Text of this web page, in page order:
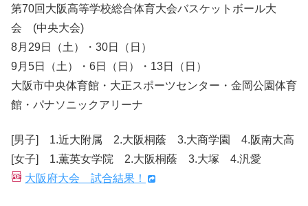
第70回大阪高等学校総合体育大会バスケットボール大
会 (中央大会)
8月29日（土）・30日（日）
9月5日（土）・6日（日）・13日（日）
大阪市中央体育館・大正スポーツセンター・金岡公園体育
館・パナソニックアリーナ
[男子] 1.近大附属 2.大阪桐蔭 3.大商学園 4.阪南大高
[女子] 1.薫英女学院 2.大阪桐蔭 3.大塚 4.汎愛
大阪府大会 試合結果！